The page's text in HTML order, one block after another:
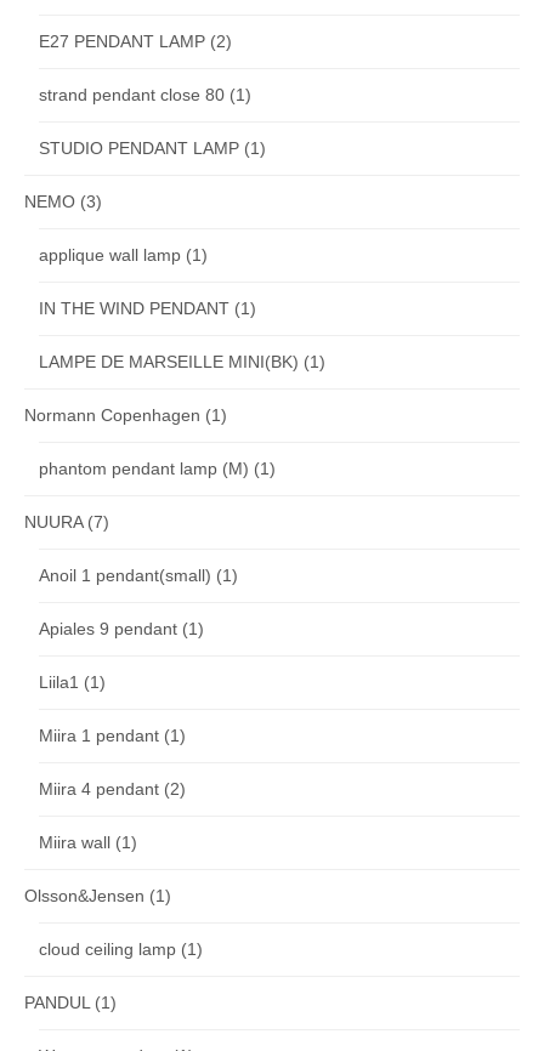
E27 PENDANT LAMP (2)
strand pendant close 80 (1)
STUDIO PENDANT LAMP (1)
NEMO (3)
applique wall lamp (1)
IN THE WIND PENDANT (1)
LAMPE DE MARSEILLE MINI(BK) (1)
Normann Copenhagen (1)
phantom pendant lamp (M) (1)
NUURA(7)
Anoil 1 pendant(small) (1)
Apiales 9 pendant (1)
Liila1 (1)
Miira 1 pendant (1)
Miira 4 pendant (2)
Miira wall (1)
Olsson&Jensen (1)
cloud ceiling lamp (1)
PANDUL(1)